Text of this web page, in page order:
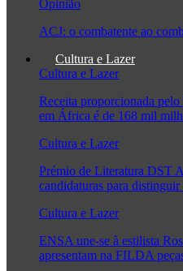
Opinião
ACJ: o combatente ao
Cultura e Lazer
Cultura e Lazer
Receita proporcionada
em África é de 168 mil
Cultura e Lazer
Prémio de Literatura DST
candidaturas para
Cultura e Lazer
ENSA une-se à estilista
apresentam na FILDA